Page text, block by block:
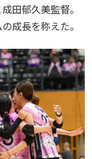
田郁久美監督。
成長を称えた。